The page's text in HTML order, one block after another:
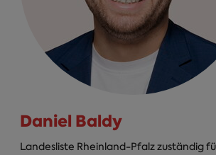
Daniel Baldy
Landesliste Rheinland-Pfalz zuständig